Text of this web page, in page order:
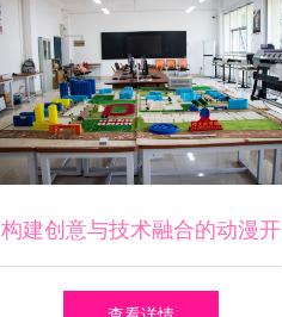
构建创意与技术融合的动漫开
发模式——平面动画实训室在